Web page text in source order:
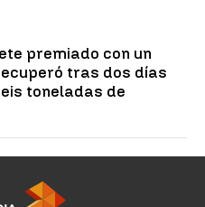
premiado con un
tras dos días
toneladas de